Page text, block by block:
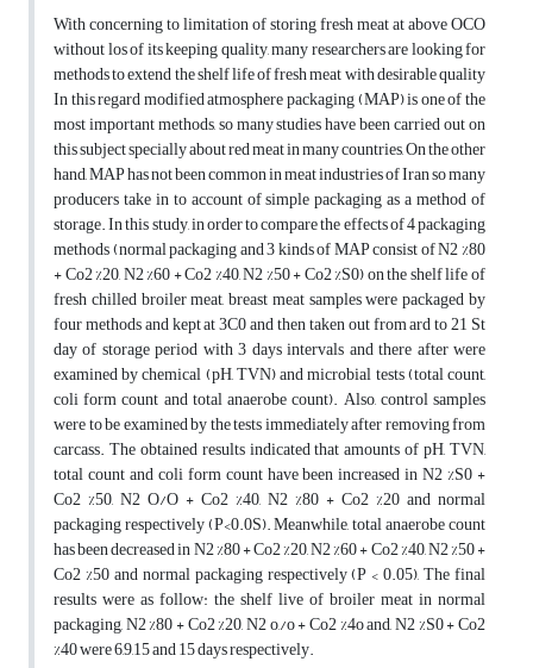
With concerning to limitation of storing fresh meat at above OCO
without los of its keeping quality, many researchers are looking for
methods to extend the shelf life of fresh meat with desirable quality
In this regard modified atmosphere packaging (MAP) is one of the
most important methods, so many studies have been carried out on
this subject specially about red meat in many countries, On the other
hand, MAP has not been common in meat industries of Iran so many
producers take in to account of simple packaging as a method of
storage. In this study, in order to compare the effects of 4 packaging
methods (normal packaging and 3 kinds of MAP consist of N2 %80
+ Co2 %20, N2 %60 + Co2 %40, N2 %50 + Co2 %S0) on the shelf life of
fresh chilled broiler meat, breast meat samples were packaged by
four methods and kept at 3C0 and then taken out from ard to 21 St
day of storage period with 3 days intervals and there after were
examined by chemical (pH, TVN) and microbial tests (total count,
coli form count and total anaerobe count). Also, control samples
were to be examined by the tests immediately after removing from
carcass. The obtained results indicated that amounts of pH, TVN,
total count and coli form count have been increased in N2 %S0 +
Co2 %50, N2 O/O + Co2 %40, N2 %80 + Co2 %20 and normal
packaging respectively (P<0.0S). Meanwhile, total anaerobe count
has been decreased in N2 %80 + Co2 %20, N2 %60 + Co2 %40, N2 %50 +
Co2 %50 and normal packaging respectively (P < 0.05), The final
results were as follow: the shelf live of broiler meat in normal
packaging, N2 %80 + Co2 %20, N2 o,/o + Co2 %4o and, N2 %S0 + Co2
%40 were 6,9,15 and 15 days respectively.